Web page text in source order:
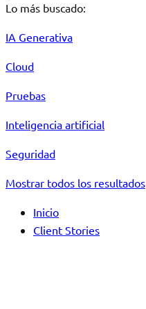
Lo más buscado:
IA Generativa
Cloud
Pruebas
Inteligencia artificial
Seguridad
Mostrar todos los resultados
Inicio
Client Stories